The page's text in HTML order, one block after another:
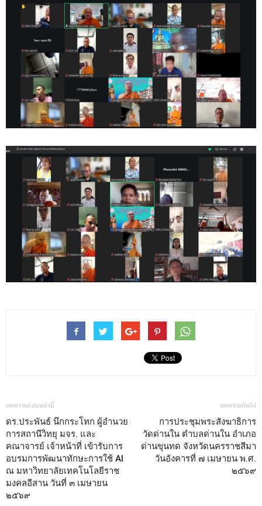
บทความก่อนหน้านี้
ดร.ประพันธ์ นึกกระโทก ผู้อำนวย
การสถานีวิทยุ มจร. และ
คณาจารย์ เจ้าหน้าที่ เข้ารับการ
อบรมการพัฒนาทักษะการใช้ AI
ณ มหาวิทยาลัยเทคโนโลยีราช
มงคลอีสาน วันที่ ๓ เมษายน
๒๕๖๙
บทความถัดไป
การประชุมพระสังฆาธิการ
วัดด่านใน ตำบลด่านใน อำเภอ
ด่านขุนทด จังหวัดนครราชสีมา
วันอังคารที่ ๗ เมษายน พ.ศ.
๒๕๖๙